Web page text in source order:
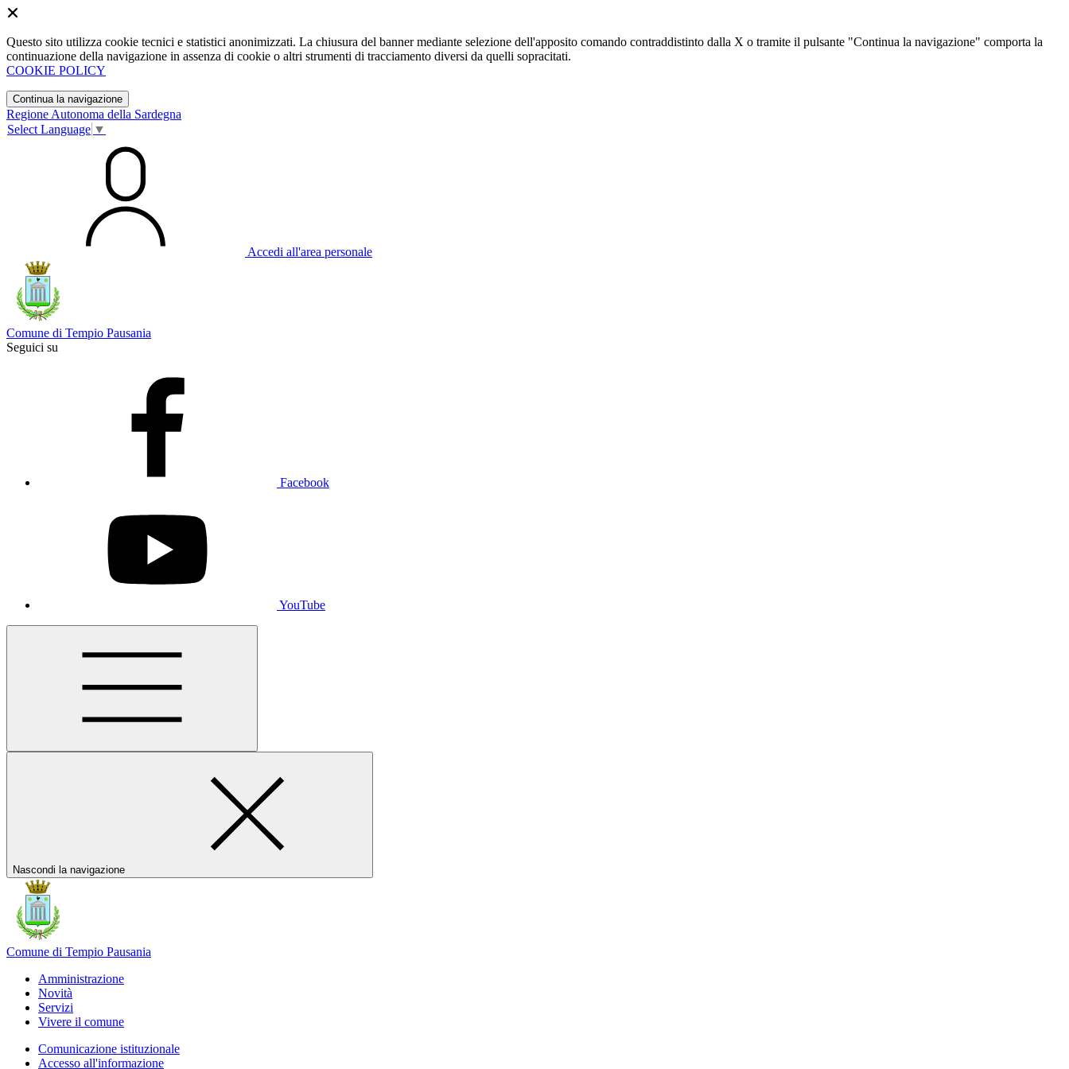
Questo sito utilizza cookie tecnici e statistici anonimizzati. La chiusura del banner mediante selezione dell'apposito comando contraddistinto dalla X o tramite il pulsante "Continua la navigazione" comporta la
continuazione della navigazione in assenza di cookie o altri strumenti di tracciamento diversi da quelli sopracitati.
COOKIE POLICY
Continua la navigazione
Regione Autonoma della Sardegna
Select Language ▼
Accedi all'area personale
Comune di Tempio Pausania
Seguici su
Facebook
YouTube
Nascondi la navigazione
Comune di Tempio Pausania
Amministrazione
Novità
Servizi
Vivere il comune
Comunicazione istituzionale
Accesso all'informazione